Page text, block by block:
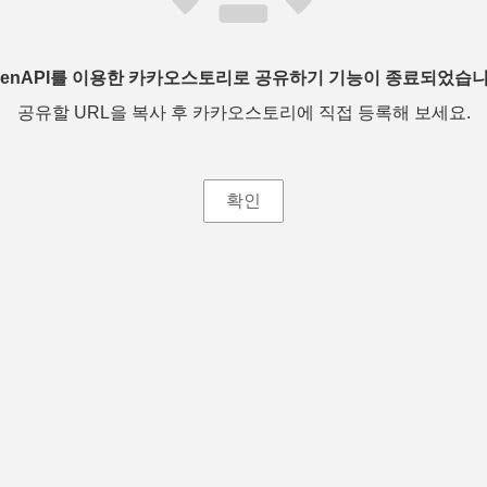
를 이용한 카카오스토리로 공유하기 기능이 종료되었습
공유할 URL을 복사 후 카카오스토리에 직접 등록해 보세요.
확인